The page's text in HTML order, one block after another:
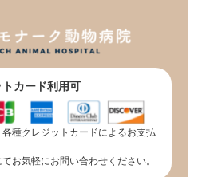
カード利用可
種クレジットカードによるお支払
お気軽にお問い合わせください。